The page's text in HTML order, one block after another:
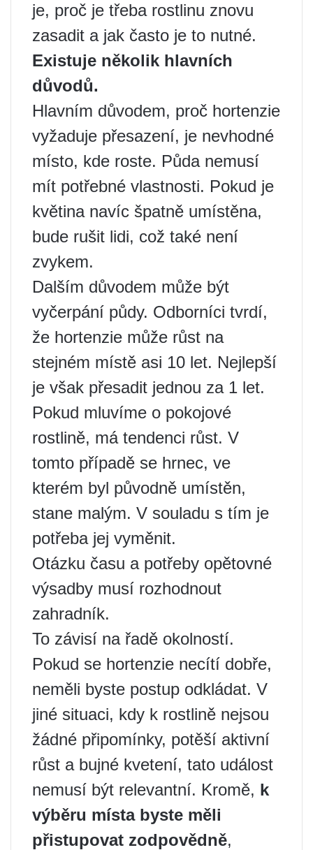
je, proč je třeba rostlinu znovu
zasadit a jak často je to nutné.
Existuje několik hlavních
důvodů.
Hlavním důvodem, proč hortenzie
vyžaduje přesazení, je nevhodné
místo, kde roste. Půda nemusí
mít potřebné vlastnosti. Pokud je
květina navíc špatně umístěna,
bude rušit lidi, což také není
zvykem.
Dalším důvodem může být
vyčerpání půdy. Odborníci tvrdí,
že hortenzie může růst na
stejném místě asi 10 let. Nejlepší
je však přesadit jednou za 1 let.
Pokud mluvíme o pokojové
rostlině, má tendenci růst. V
tomto případě se hrnec, ve
kterém byl původně umístěn,
stane malým. V souladu s tím je
potřeba jej vyměnit.
Otázku času a potřeby opětovné
výsadby musí rozhodnout
zahradník.
To závisí na řadě okolností.
Pokud se hortenzie necítí dobře,
neměli byste postup odkládat. V
jiné situaci, kdy k rostlině nejsou
žádné připomínky, potěší aktivní
růst a bujné kvetení, tato událost
nemusí být relevantní. Kromě, k
výběru místa byste měli
přistupovat zodpovědně,